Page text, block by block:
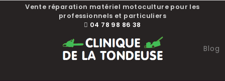
Vente réparation matériel motoculture pour les
professionnels et particuliers
04 78 98 86 38
Blog